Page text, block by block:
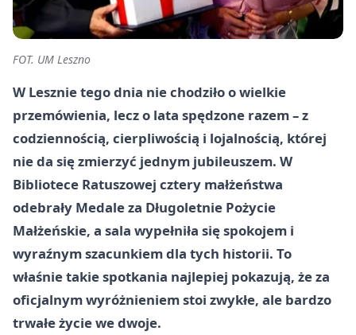
FOT. UM Leszno
W Lesznie tego dnia nie chodziło o wielkie
przemówienia, lecz o lata spędzone razem – z
codziennością, cierpliwością i lojalnością, której
nie da się zmierzyć jednym jubileuszem. W
Bibliotece Ratuszowej cztery małżeństwa
odebrały Medale za Długoletnie Pożycie
Małżeńskie, a sala wypełniła się spokojem i
wyraźnym szacunkiem dla tych historii. To
właśnie takie spotkania najlepiej pokazują, że za
oficjalnym wyróżnieniem stoi zwykłe, ale bardzo
trwałe życie we dwoje.